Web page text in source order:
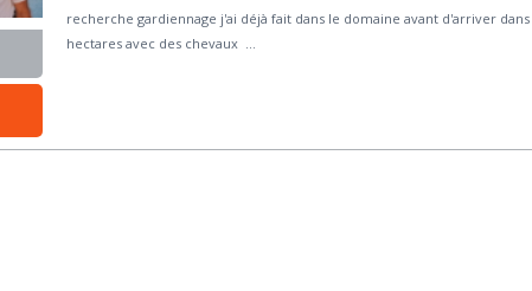
recherche gardiennage j'ai déjà fait dans le domaine avant d'arriver
hectares avec des chevaux